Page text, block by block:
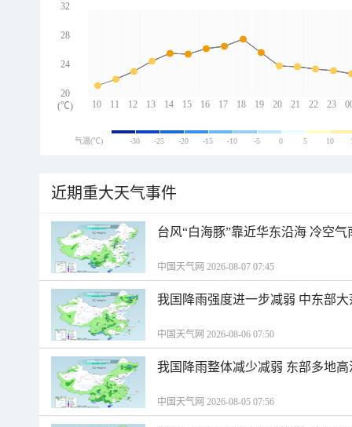
10 11 12 13 14 15 16 17 18 19 20 21 22 23
32
28
24
20
(℃)
气温(℃) -30 -25 -20 -15 -10 -5 0 5 10
近期重大天气事件
台风“白海豚”靠近华东沿海 冷空
中国天气网 2026-08-07 07:45
我国降雨强度进一步减弱 中东部
中国天气网 2026-08-06 07:50
我国降雨整体减少减弱 东部多地
中国天气网 2026-08-05 07:56